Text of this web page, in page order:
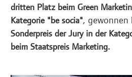
i
o
n
dritten Platz beim Green
Kategorie "be socia",
Sonderpreis der Jury in der
beim Staatspreis Marketing.